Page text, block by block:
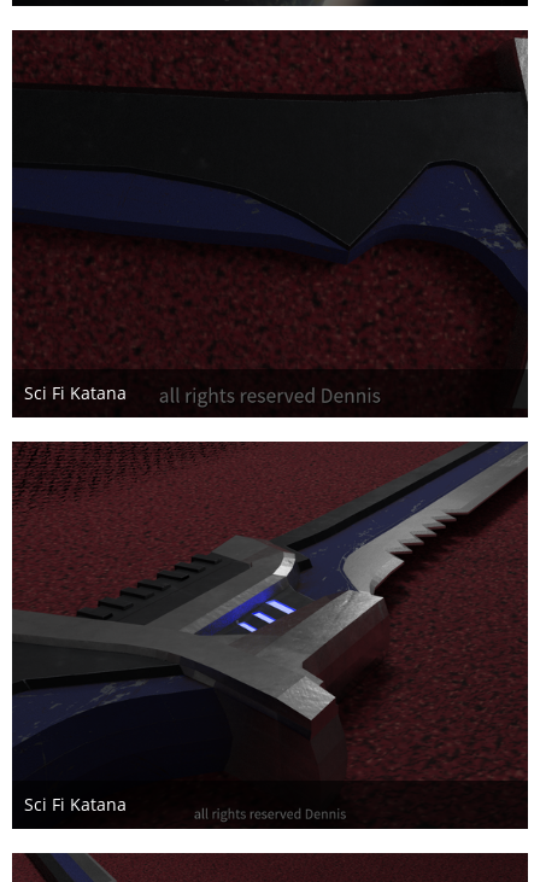
24. Oktober 2025
1
Sci Fi Katana
3. Mai 2020
Sci Fi Katana
3. Mai 2020